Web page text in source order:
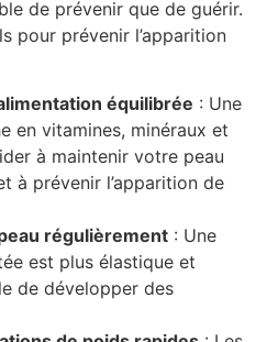
de prévenir que de guérir.
pour prévenir l’apparition
équilibrée : Une
en vitamines, minéraux et
à maintenir votre peau
à prévenir l’apparition de
régulièrement : Une
est plus élastique et
de développer des